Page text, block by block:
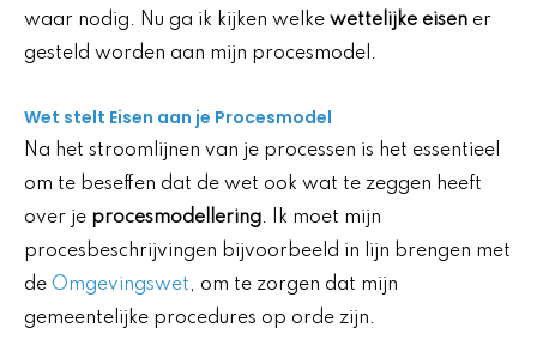
waar nodig. Nu ga ik kijken welke wettelijke eisen er
gesteld worden aan mijn procesmodel.
Wet stelt Eisen aan je Procesmodel
Na het stroomlijnen van je processen is het essentieel
om te beseffen dat de wet ook wat te zeggen heeft
over je procesmodellering. Ik moet mijn
procesbeschrijvingen bijvoorbeeld in lijn brengen met
de Omgevingswet, om te zorgen dat mijn
gemeentelijke procedures op orde zijn.